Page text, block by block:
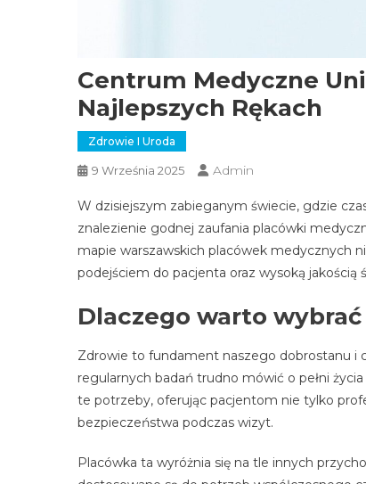
Centrum Medyczne
Najlepszych Rękach
Zdrowie I Uroda
9 Września 2025 Admin
W dzisiejszym zabieganym świecie, gdzie
znalezienie godnej zaufania placówki
mapie warszawskich placówek medycznych
podejściem do pacjenta oraz wysoką jakością
Dlaczego warto
Zdrowie to fundament naszego dobrostanu i
regularnych badań trudno mówić o pełni
te potrzeby, oferując pacjentom nie tylko
bezpieczeństwa podczas wizyt.
Placówka ta wyróżnia się na tle innych